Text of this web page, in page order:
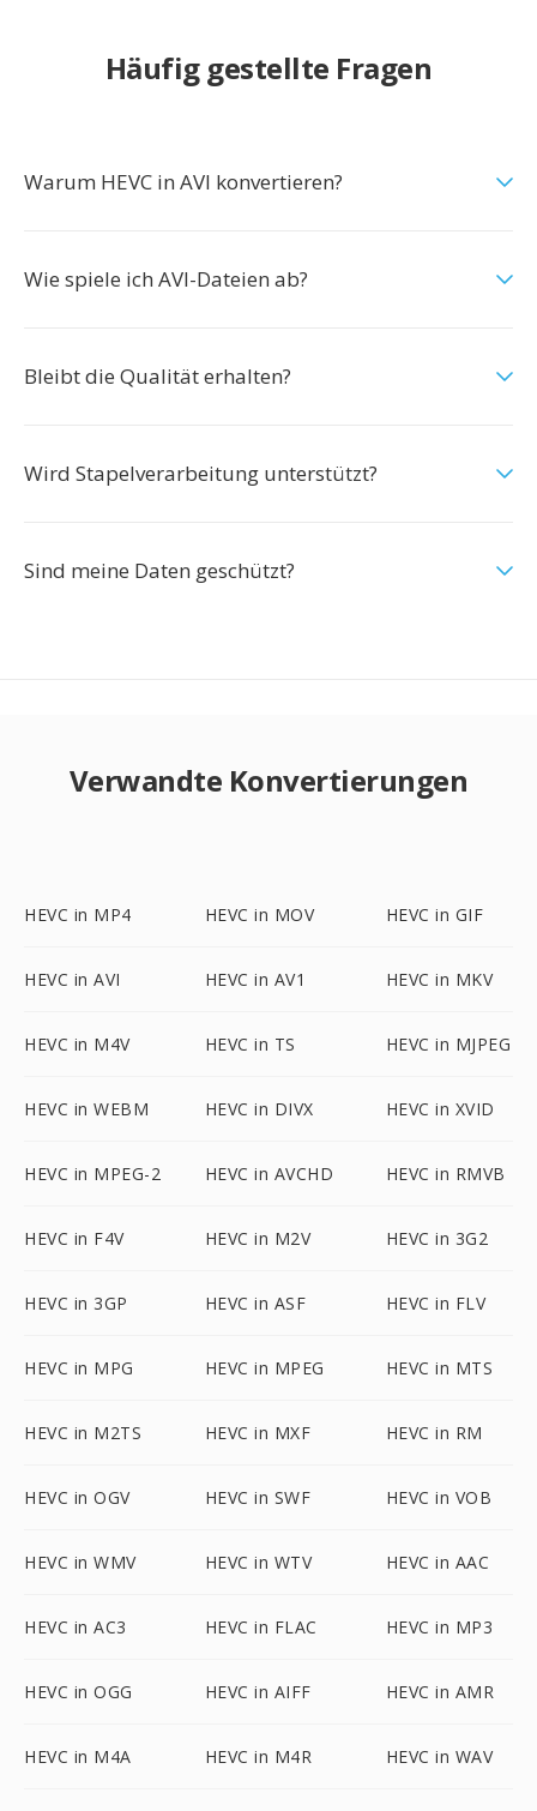
Häufig gestellte Fragen
Warum HEVC in AVI konvertieren?
Wie spiele ich AVI-Dateien ab?
Bleibt die Qualität erhalten?
Wird Stapelverarbeitung unterstützt?
Sind meine Daten geschützt?
Verwandte Konvertierungen
HEVC in MP4 HEVC in MOV HEVC in GIF
HEVC in AVI HEVC in AV1 HEVC in MKV
HEVC in M4V HEVC in TS HEVC in MJPEG
HEVC in WEBM HEVC in DIVX HEVC in XVID
HEVC in MPEG-2 HEVC in AVCHD HEVC in RMVB
HEVC in F4V HEVC in M2V HEVC in 3G2
HEVC in 3GP HEVC in ASF HEVC in FLV
HEVC in MPG HEVC in MPEG HEVC in MTS
HEVC in M2TS HEVC in MXF HEVC in RM
HEVC in OGV HEVC in SWF HEVC in VOB
HEVC in WMV HEVC in WTV HEVC in AAC
HEVC in AC3 HEVC in FLAC HEVC in MP3
HEVC in OGG HEVC in AIFF HEVC in AMR
HEVC in M4A HEVC in M4R HEVC in WAV